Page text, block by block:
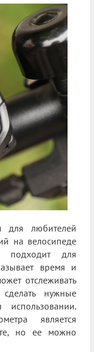
любителей
на велосипеде
подходит для
время и
отслеживать
нужные
является
но ее можно